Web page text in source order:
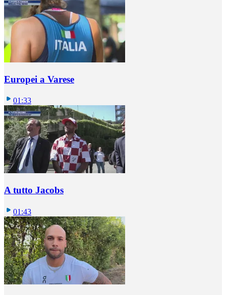
Europei a Varese
01:33
A tutto Jacobs
01:43